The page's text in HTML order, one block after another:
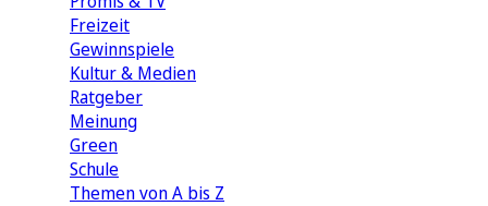
Freizeit
Gewinnspiele
Kultur & Medien
Ratgeber
Meinung
Green
Schule
Themen von A bis Z